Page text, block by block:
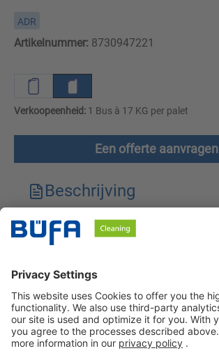
ADR
Artikelnummer: 8730947221
Verkoopeenheid: 1 Bus à 17 KG per palet
Een offerte aanvragen
Beschrijving
Technische kenmerken
Veiligheidsinstructies